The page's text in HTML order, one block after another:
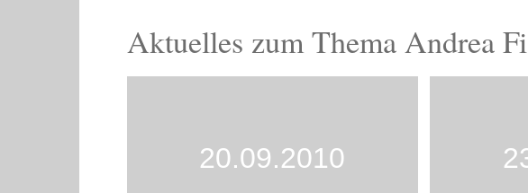
Aktuelles zum Thema Andrea
20.09.2010